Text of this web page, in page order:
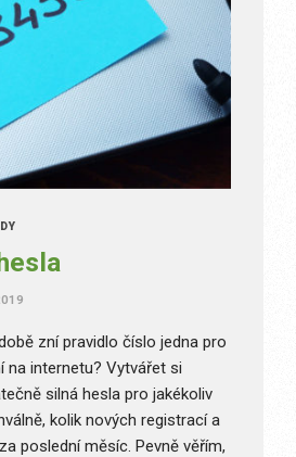
zní pravidlo číslo jedna pro
na internetu? Vytvářet si
silná hesla pro jakékoliv
kolik nových registrací a
poslední měsíc. Pevně věřím,